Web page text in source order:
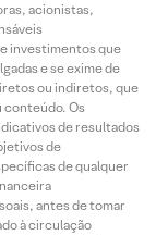
acionistas,
investimentos que
e se exime de
ou indiretos, que
conteúdo. Os
de resultados
de
de qualquer
antes de tomar
à circulação